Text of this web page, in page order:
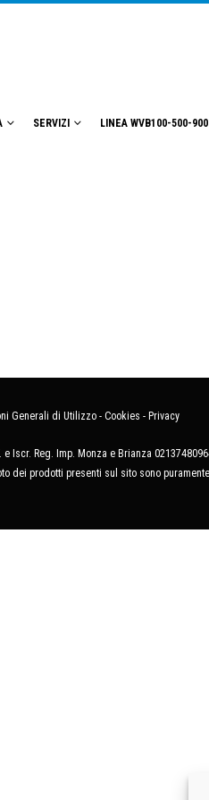
SERVIZI LINEA WVB100-500-900
Generali di Utilizzo - Cookies - Privacy
Reg. Imp. Monza e Brianza
dei prodotti presenti sul sito sono